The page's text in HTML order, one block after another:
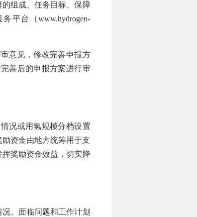
组成、任务目标、保障
平台（www.hydrogen-
意见，修改完善申报方
善后的申报方案进行审
况或用氢规模分档设置
资金由地方统筹用于支
奖励资金效益，切实降
、面临问题和工作计划